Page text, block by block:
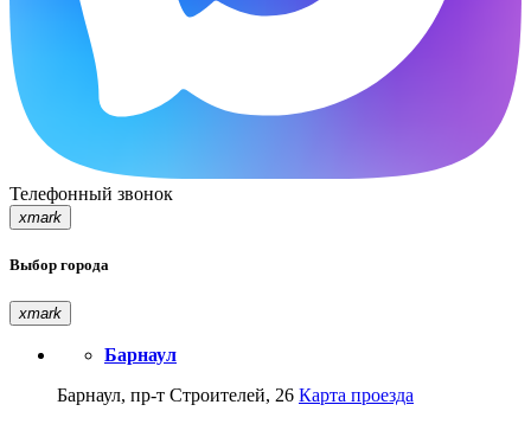
Телефонный звонок
xmark
Выбор города
xmark
Барнаул
Барнаул, пр-т Строителей, 26 Карта проезда